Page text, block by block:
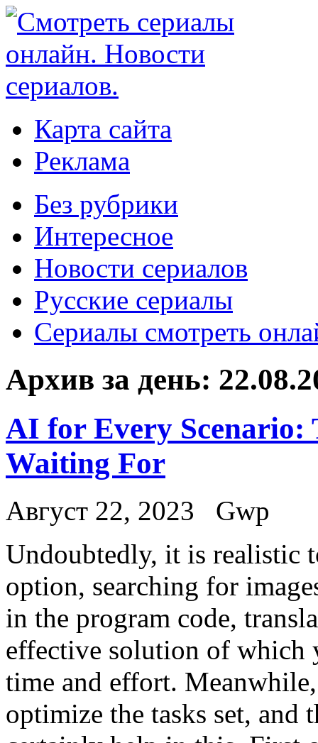
Карта сайта
Реклама
Без рубрики
Интересное
Новости сериалов
Русские сериалы
Сериалы смотреть
Архив за день:
AI for Every Scenario:
Waiting For
Август 22, 2023
Gwp
Undoubtedly, it is realistic
option, searching for
in the program code,
effective solution of which
time and effort.
optimize the tasks set, and